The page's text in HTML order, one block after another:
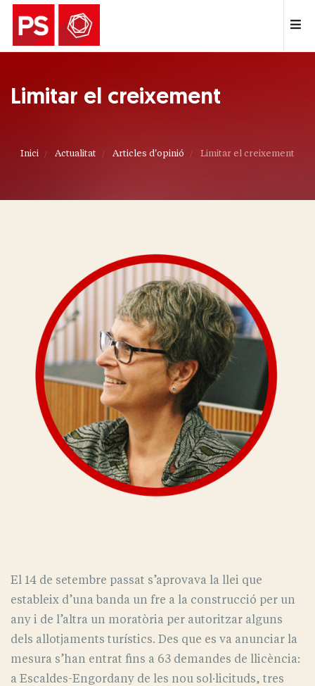
Limitar el creixement
Inici Actualitat Articles d'opinió Limitar el creixement
El 14 de setembre passat s’aprovava la llei que
estableix d’una banda un fre a la construcció per un
any i de l’altra un moratòria per autoritzar alguns
dels allotjaments turístics. Des que es va anunciar la
mesura s’han entrat fins a 63 demandes de llicència:
a Escaldes-Engordany de les nou sol·licituds, tres